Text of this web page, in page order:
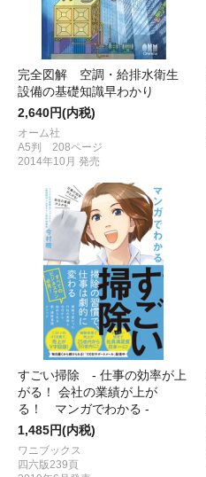
完全図解 空調・給排水衛生
設備の基礎知識早わかり
2,640円(内税)
オーム社
A5判 208ページ
2014年10月 発売
すごい掃除 - 仕事の効率が上
がる！ 会社の業績が上が
る！ マンガでわかる -
1,485円(内税)
ワニブックス
四六版239頁